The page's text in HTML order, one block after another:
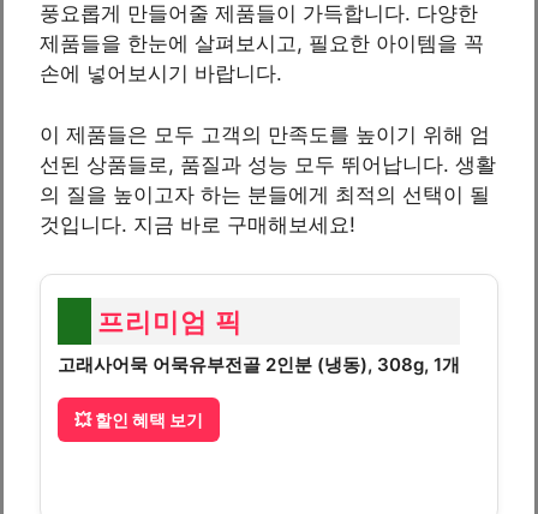
풍요롭게 만들어줄 제품들이 가득합니다. 다양한
제품들을 한눈에 살펴보시고, 필요한 아이템을 꼭
손에 넣어보시기 바랍니다.
이 제품들은 모두 고객의 만족도를 높이기 위해 엄
선된 상품들로, 품질과 성능 모두 뛰어납니다. 생활
의 질을 높이고자 하는 분들에게 최적의 선택이 될
것입니다. 지금 바로 구매해보세요!
프리미엄 픽
고래사어묵 어묵유부전골 2인분 (냉동), 308g, 1개
💥 할인 혜택 보기